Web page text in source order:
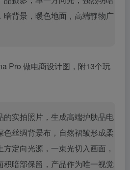
暗背景，暖色地面，高端静物广
的实拍照片，生成高端护肤品电
色丝绸背景布，自然褶皱形成柔
定向光源，一束光切入画面，
积暗部保留，产品作为唯一视觉